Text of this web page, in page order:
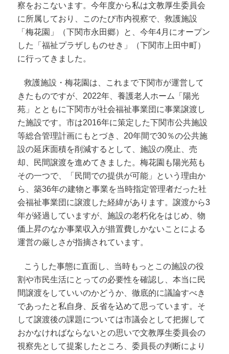
察をおこないます。今年度から私は文教厚生委員会
に所属しており、このたび市内視察で、救護施設
「梅花園」（下関市永田郷）と、今年4月にオープン
した「福祉プラザしものせき」（下関市上田中町）
に行ってきました。
救護施設・梅花園は、これまで下関市が運営して
きたものですが、2022年、養護老人ホーム「陽光
苑」とともに下関市が社会福祉事業団に事業譲渡し
た施設です。市は2016年に策定した下関市公共施設
等総合管理計画にもとづき、20年間で30％の公共施
設の延床面積を削減するとして、施設の廃止、売
却、民間譲渡を進めてきました。梅花園も陽光苑も
その一つで、「民間での提供が可能」という理由か
ら、築36年の建物と事業を当時指定管理者だった社
会福祉事業団に譲渡した経緯があります。譲渡から3
年が経過していますが、施設の老朽化をはじめ、物
価上昇のなか事業収入が措置費しかないことによる
運営の厳しさが指摘されています。
こうした事態に直面し、当時もっとこの施設の役
割や市民生活にとっての必要性を確認し、本当に民
間譲渡をしていいのかどうか、徹底的に議論すべき
であったと私自身、反省を込めて思っています。そ
して譲渡後の課題については市議会として把握して
おかなければならないとの思いで文教厚生委員会の
視察先として提案したところ、委員長の判断により